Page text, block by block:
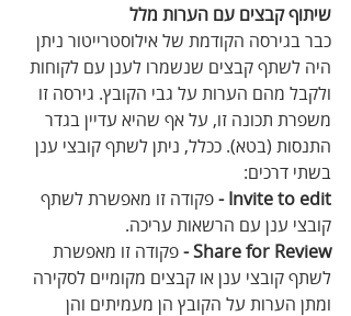
שיתוף קבצים עם הערות מלל
כבר בגירסה הקודמת של אילוסטרייטור ניתן
היה לשתף קבצים שנשמרו לענן עם לקוחות
ולקבל מהם הערות על גבי הקובץ. גירסה זו
משפרת תכונה זו, על אף שהיא עדיין בגדר
התנסות (בטא). ככלל, ניתן לשתף קובצי ענן
בשתי דרכים:
Invite to edit -
פקודה זו מאפשרת לשתף
קובצי ענן עם הרשאות עריכה.
Share for Review - פקודה זו מאפשרת
לשתף קובצי ענן או קבצים מקומיים לסקירה
ומתן הערות על הקובץ הן מעמיתים והן